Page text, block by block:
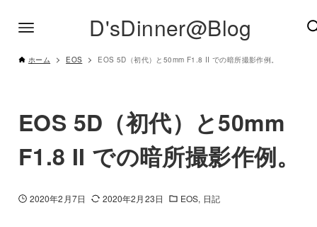
D'sDinner@Blog
ホーム EOS EOS 5D（初代）と50mm F1.8 II での暗所撮影作例。
EOS 5D（初代）と50mm
F1.8 II での暗所撮影作例。
2020年2月7日 2020年2月23日 EOS 日記